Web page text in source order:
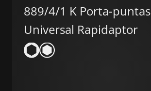
889/4/1 K Porta-puntas
Universal Rapidaptor